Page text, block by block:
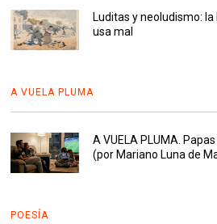
Luditas y neoludismo:
usa mal
A VUELA PLUMA
A VUELA PLUMA.
(por Mariano Luna de
POESÍA